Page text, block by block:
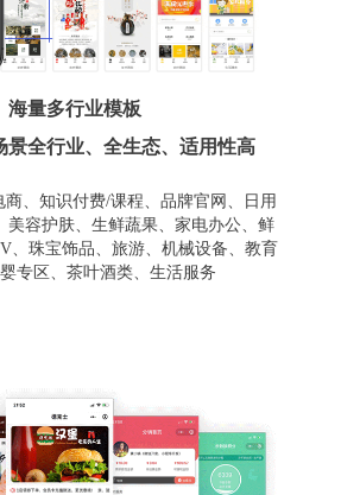
海量多行业模板
景全行业、全生态、适用性高
商、知识付费/课程、品牌官网、日用
美容护肤、生鲜蔬果、家电办公、鲜
、珠宝饰品、旅游、机械设备、教育
专区、茶叶酒类、生活服务